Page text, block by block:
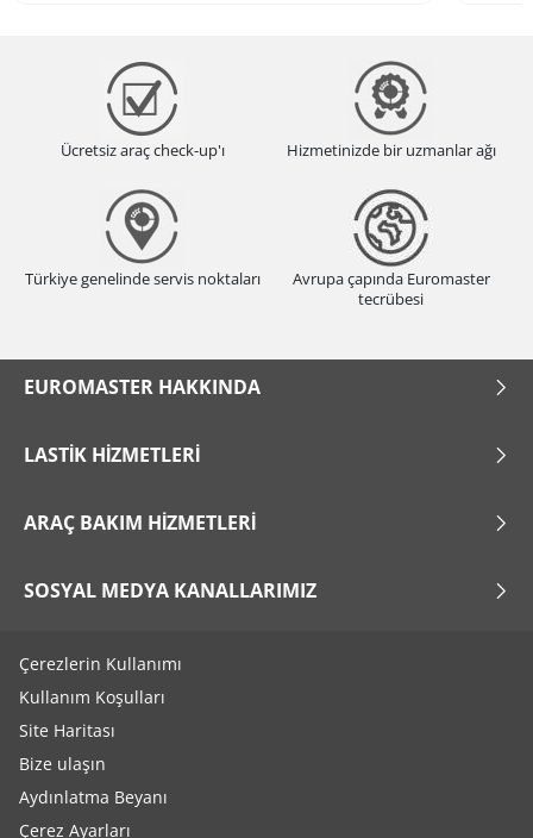
Ücretsiz araç check-up'ı Hizmetinizde bir uzmanlar ağı
Türkiye genelinde servis noktaları
Avrupa çapında Euromaster
tecrübesi
EUROMASTER HAKKINDA
LASTIK HIZMETLERI
ARAÇ BAKIM HIZMETLERI
SOSYAL MEDYA KANALLARIMIZ
Çerezlerin Kullanımı
Kullanım Koşulları
Site Haritası
Bize ulaşın
Aydınlatma Beyanı
Çerez Ayarları